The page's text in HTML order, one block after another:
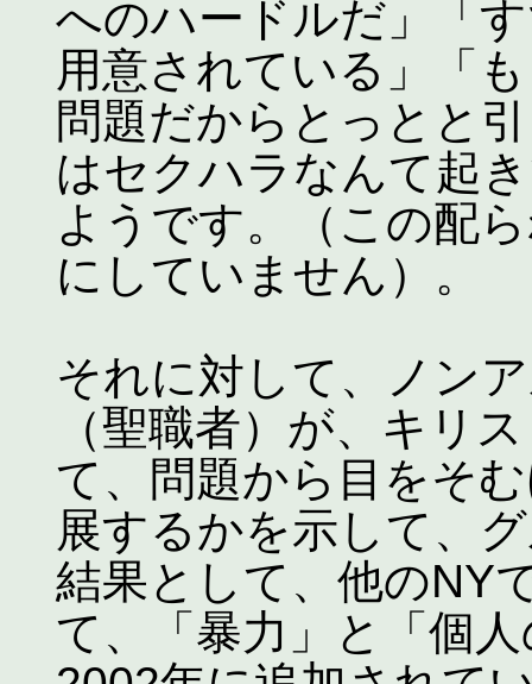
へのハードルだ」「
用意されている」「
問題だからとっとと
はセクハラなんて起
ようです。（この配
にしていません）。
それに対して、ノン
（聖職者）が、キリ
て、問題から目をそ
展するかを示して、
結果として、他のNY
て、「暴力」と「個